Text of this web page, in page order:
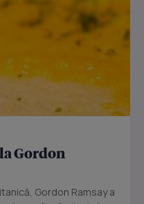
Gordon
Gordon Ramsay a